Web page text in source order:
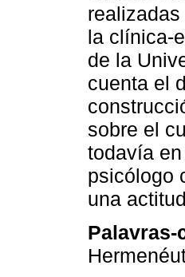
la clínica-
de la
cuenta el
sobre el
todavía
psicólogo
una
Palavras-